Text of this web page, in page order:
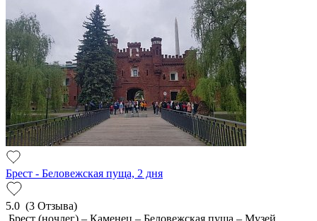
Брест - Беловежская пуща, 2 дня
5.0 (3 Отзыва)
Брест (ночлег) – Каменец – Беловежская пуща – Музей